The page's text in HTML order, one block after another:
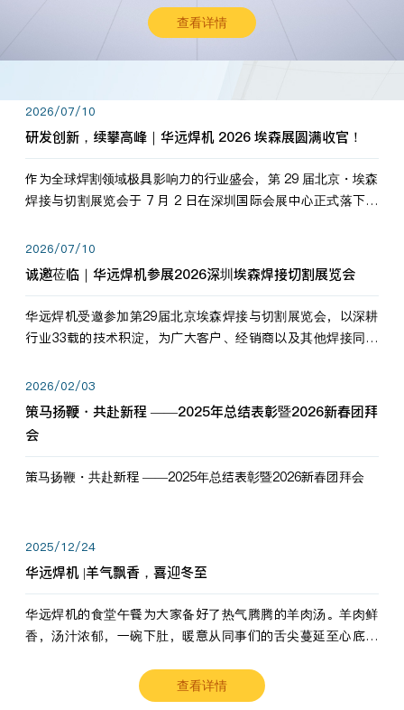
查看详情
2026/07/10
研发创新，续攀高峰｜华远焊机 2026 埃森展圆满收官！
作为全球焊割领域极具影响力的行业盛会，第 29 届北京・埃森
焊接与切割展览会于 7 月 2 日在深圳国际会展中心正式落下帷
标准，持之以恒研发新产品、新技术。新老客户、行业伙伴、
海内外客户为目睹公司发布的新产…
2026/07/10
诚邀莅临｜华远焊机参展2026深圳埃森焊接切割展览会
华远焊机受邀参加第29届北京埃森焊接与切割展览会，以深耕
行业33载的技术积淀，为广大客户、经销商以及其他焊接同仁
2026/02/03
策马扬鞭・共赴新程 ——2025年总结表彰暨2026新春团拜
会
策马扬鞭・共赴新程 ——2025年总结表彰暨2026新春团拜会
2025/12/24
华远焊机 |羊气飘香，喜迎冬至
华远焊机的食堂午餐为大家备好了热气腾腾的羊肉汤。羊肉鲜
香，汤汁浓郁，一碗下肚，暖意从同事们的舌尖蔓延至心底。
查看详情